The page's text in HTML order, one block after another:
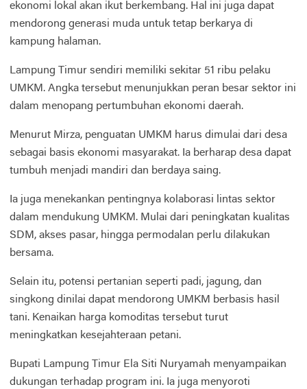
ekonomi lokal akan ikut berkembang. Hal ini juga dapat
mendorong generasi muda untuk tetap berkarya di
kampung halaman.
Lampung Timur sendiri memiliki sekitar 51 ribu pelaku
UMKM. Angka tersebut menunjukkan peran besar sektor ini
dalam menopang pertumbuhan ekonomi daerah.
Menurut Mirza, penguatan UMKM harus dimulai dari desa
sebagai basis ekonomi masyarakat. Ia berharap desa dapat
tumbuh menjadi mandiri dan berdaya saing.
Ia juga menekankan pentingnya kolaborasi lintas sektor
dalam mendukung UMKM. Mulai dari peningkatan kualitas
SDM, akses pasar, hingga permodalan perlu dilakukan
bersama.
Selain itu, potensi pertanian seperti padi, jagung, dan
singkong dinilai dapat mendorong UMKM berbasis hasil
tani. Kenaikan harga komoditas tersebut turut
meningkatkan kesejahteraan petani.
Bupati Lampung Timur Ela Siti Nuryamah menyampaikan
dukungan terhadap program ini. Ia juga menyoroti